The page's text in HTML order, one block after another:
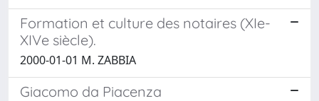
Formation et culture des notaires (XIe-
XIVe siècle).
2000-01-01 M. ZABBIA
Giacomo da Piacenza